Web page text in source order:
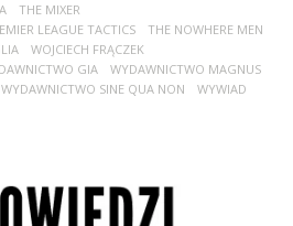
THE MIXER
LEAGUE TACTICS
THE NOWHERE MEN
WOJCIECH FRĄCZEK
GIA
WYDAWNICTWO MAGNUS
WYDAWNICTWO SINE QUA NON
WYWIAD